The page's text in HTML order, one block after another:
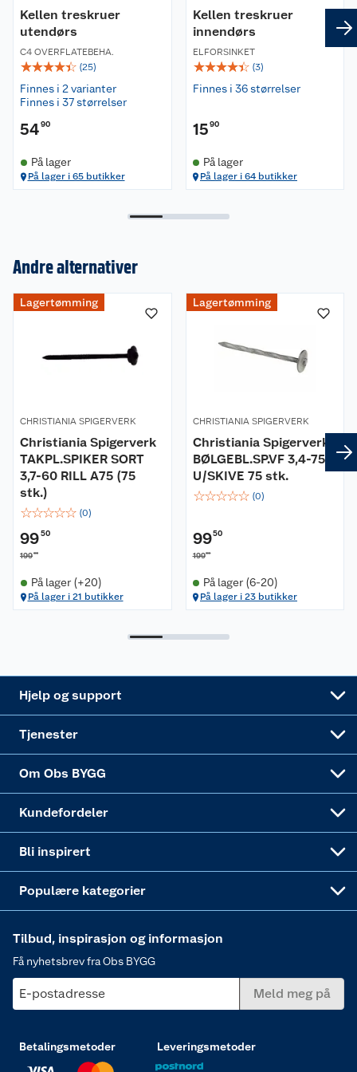
Kellen treskruer
utendørs
C4 OVERFLATEBEHA.
☆☆☆☆☆ (25)
Finnes i 2 varianter
Finnes i 37 størrelser
5490
På lager
På lager i 65 butikker
Kellen treskruer
innendørs
ELFORSINKET
☆☆☆☆☆ (3)
Finnes i 36 størrelser
15 90
På lager
På lager i 64 butikker
Andre alternativer
Lagertømming
CHRISTIANIA SPIGERVERK
Christiania Spigerverk
TAKPL.SPIKER SORT
3,7-60 RILL A75 (75
stk.)
☆☆☆☆☆ (0)
9950
19900
På lager (+20)
På lager i 21 butikker
Lagertømming
CHRISTIANIA SPIGERVERK
Christiania Spigerverk
BØLGEBL.SP.VF 3,4-75
U/SKIVE 75 stk.
☆☆☆☆☆ (0)
9950
19900
På lager (6-20)
På lager i 23 butikker
Hjelp og support
Kontakt oss
Retur- og angrerett
Reklamasjon
Ofte stilte spørsmål
Leveringstid
Tjenester
Leie tilhenger
Om Obs BYGG
Om oss
Våre kjeder
Kjøpsvilkår
Personvern
Cookies
Bærekraft
Kundefordeler
Lavprisløfte
Åpent kjøp
Retur av el-avfall
Bli inspirert
Hageinspirasjon
Oppussing med utemaling
Oppussing med innemaling
Et varmere hjem
Populære kategorier
Gulv
Tilbud, inspirasjon og informasjon
Få nyhetsbrev fra Obs BYGG
E-postadresse Meld meg på
Betalingsmetoder Leveringsmetoder